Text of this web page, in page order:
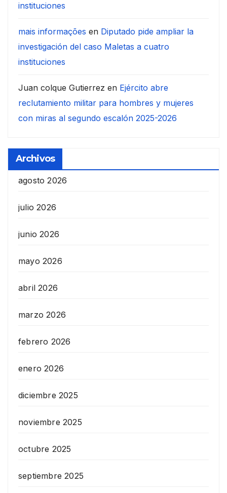
instituciones
mais informações en Diputado pide ampliar la
investigación del caso Maletas a cuatro
instituciones
Juan colque Gutierrez en Ejército abre
reclutamiento militar para hombres y mujeres
con miras al segundo escalón 2025-2026
Archivos
agosto 2026
julio 2026
junio 2026
mayo 2026
abril 2026
marzo 2026
febrero 2026
enero 2026
diciembre 2025
noviembre 2025
octubre 2025
septiembre 2025